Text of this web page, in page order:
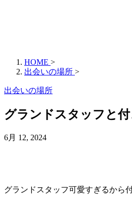
HOME >
出会いの場所 >
出会いの場所
グランドスタッフと
6月 12, 2024
グランドスタッフ可愛すぎるから